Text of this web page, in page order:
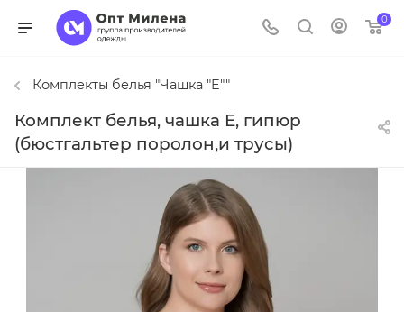
0
Комплекты белья "Чашка "E""
Комплект белья, чашка E, гипюр
(бюстгальтер поролон,и трусы)